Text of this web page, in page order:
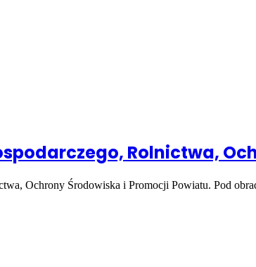
Rolnictwa,
Ochrony Środowiska i Promocji Powiatu. Pod